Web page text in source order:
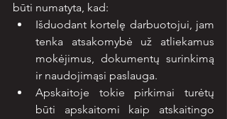
būti numatyta, kad:
Išduodant kortelę darbuotojui, jam
tenka atsakomybė už atliekamus
mokėjimus, dokumentų surinkimą
ir naudojimąsi paslauga.
Apskaitoje tokie pirkimai turėtų
būti apskaitomi kaip atskaitingo